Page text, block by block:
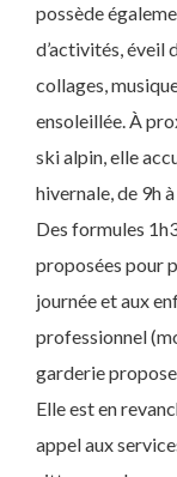
possède
d’activités, éveil
collages,
ensoleillée. À
ski alpin, elle
hivernale, de 9h
Des formules
proposées pour
journée et aux
professionnel
garderie
Elle est en
appel aux